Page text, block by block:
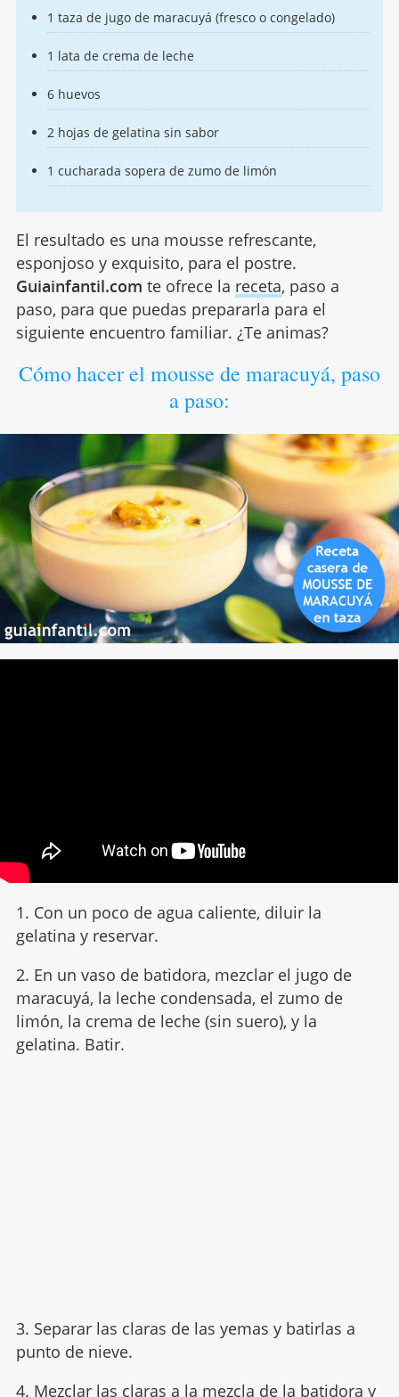
1 taza de jugo de maracuyá (fresco o congelado)
1 lata de crema de leche
6 huevos
2 hojas de gelatina sin sabor
1 cucharada sopera de zumo de limón
El resultado es una mousse refrescante,
esponjoso y exquisito, para el postre.
Guiainfantil.com te ofrece la receta, paso a
paso, para que puedas prepararla para el
siguiente encuentro familiar. ¿Te animas?
Cómo hacer el mousse de maracuyá, paso
a paso:
1. Con un poco de agua caliente, diluir la
gelatina y reservar.
2. En un vaso de batidora, mezclar el jugo de
maracuyá, la leche condensada, el zumo de
limón, la crema de leche (sin suero), y la
gelatina. Batir.
3. Separar las claras de las yemas y batirlas a
punto de nieve.
4. Mezclar las claras a la mezcla de la batidora y